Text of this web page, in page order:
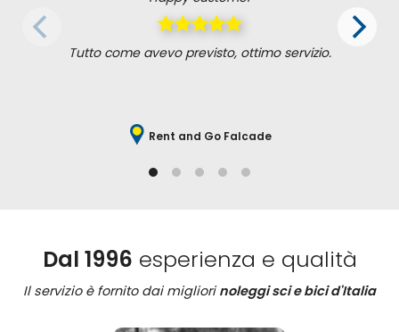
Tutto come avevo previsto, ottimo servizio.
Rent and Go Falcade
Dal 1996 esperienza e qualità
Il servizio è fornito dai migliori noleggi sci e bici d'Italia